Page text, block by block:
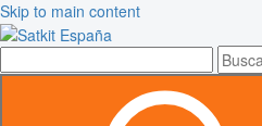
Skip to main content